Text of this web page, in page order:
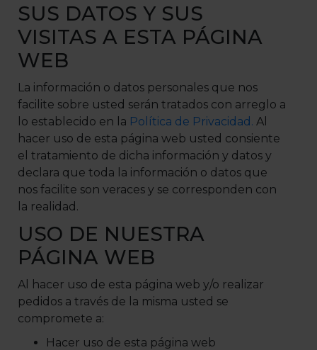
SUS DATOS Y SUS
VISITAS A ESTA PÁGINA
WEB
La información o datos personales que nos
facilite sobre usted serán tratados con arreglo a
lo establecido en la Política de Privacidad. Al
hacer uso de esta página web usted consiente
el tratamiento de dicha información y datos y
declara que toda la información o datos que
nos facilite son veraces y se corresponden con
la realidad.
USO DE NUESTRA
PÁGINA WEB
Al hacer uso de esta página web y/o realizar
pedidos a través de la misma usted se
compromete a:
Hacer uso de esta página web